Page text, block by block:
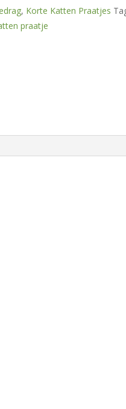
, Korte Katten Praatjes
praatje